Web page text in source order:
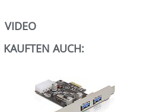
VIDEO
AUCH: